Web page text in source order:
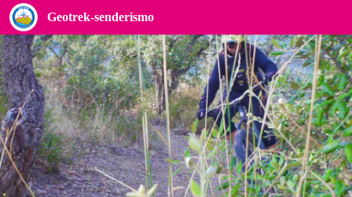
Geotrek-senderismo
El Balcon de Argelès (BTT)
Prêt pour le départ - CCACVI